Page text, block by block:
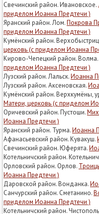
Свечинский район. Ивановское.
приделом Иоанна Предтечи )
Яранский район. Лом.Покрова
приделом Иоанна Предтечи )
Кумёнский район.
церковь (с приделом Иоанна
Кирово-Чепецкий район. Волма.
приделом Иоанна Предтечи )
Лузский район. Лальск.Иоанна
Лузский район. Аксеновская.
Кумёнский район. Верхкумёны,
Матери, церковь (с приделом
Оричевский район. Пустоши.
Иоанна Предтечи )
Яранский район. Турма.Иоанна
Афанасьевский район. Кувакуш.
Свечинский район. Юферята.
Котельничский район.
Орловский район. Орлов.
Иоанна Предтечи )
Даровской район. Вонданка.
Санчурский район. Сметанино.
приделом Иоанна Предтечи )
Котельничский район.